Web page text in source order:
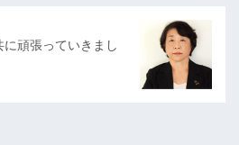
に頑張っていきまし